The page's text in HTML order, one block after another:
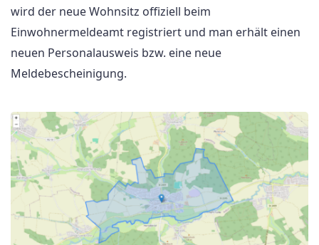
wird der neue Wohnsitz offiziell beim
Einwohnermeldeamt registriert und man erhält einen
neuen Personalausweis bzw. eine neue
Meldebescheinigung.